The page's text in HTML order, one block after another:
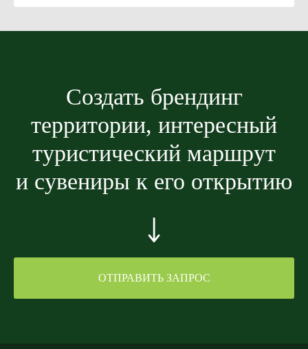
Создать брендинг
территории, интересный
туристический маршрут
и сувениры к его открытию
ОТПРАВИТЬ ЗАПРОС